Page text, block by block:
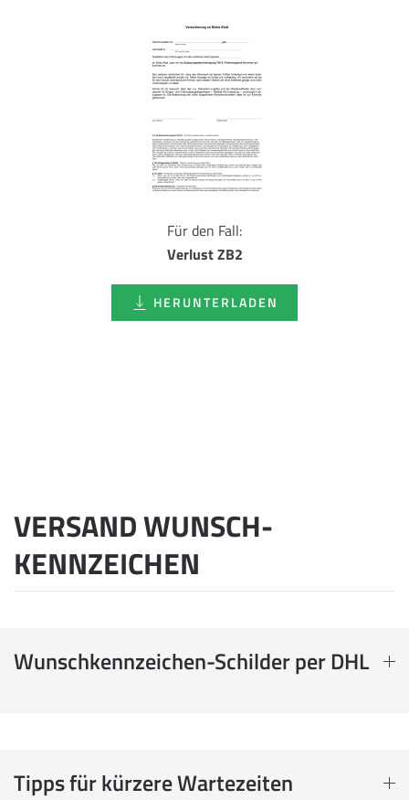
Für den Fall:
Verlust ZB2
HERUNTERLADEN
VERSAND WUNSCH­
KENNZEICHEN
Wunschkennzeichen-Schilder per DHL
Tipps für kürzere Wartezeiten